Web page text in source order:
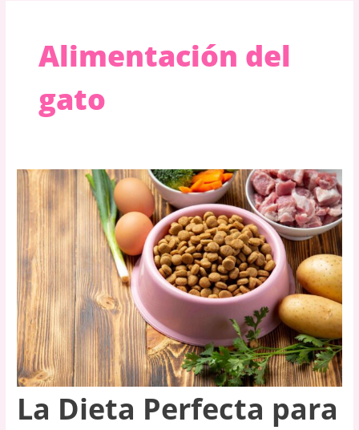
Alimentación del
gato
La Dieta Perfecta para